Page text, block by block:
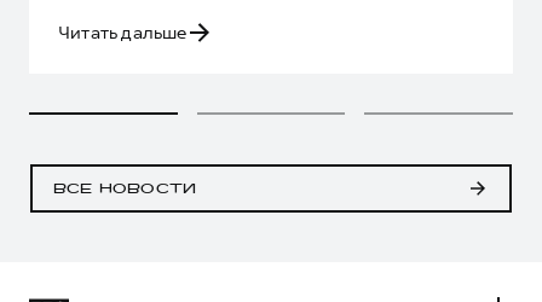
Читать дальше
ВСЕ НОВОСТИ